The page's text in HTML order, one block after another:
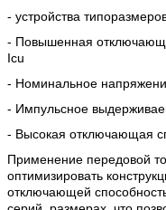
- устройства
- Повышенная
Icu
- Номинальное
- Импульсное
- Высокая отключающая
Применение передовой
оптимизировать
отключающей